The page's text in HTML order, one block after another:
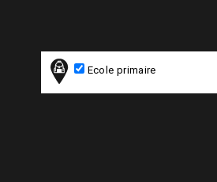
Ecole primaire